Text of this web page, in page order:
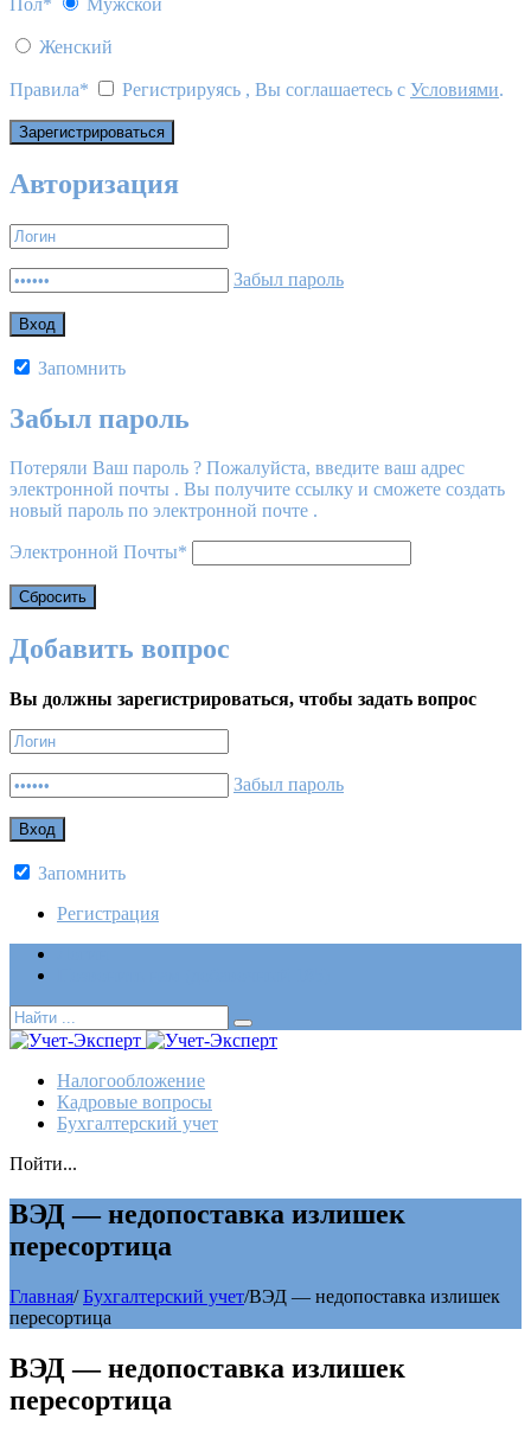
Женский
Правила* Регистрируясь , Вы соглашаетесь с Условиями.
Авторизация
Забыл пароль
Запомнить
Забыл пароль
Потеряли Ваш пароль ? Пожалуйста, введите ваш адрес
электронной почты . Вы получите ссылку и сможете создать
новый пароль по электронной почте .
Электронной Почты*
Добавить вопрос
Вы должны зарегистрироваться, чтобы задать вопрос
Забыл пароль
Запомнить
Регистрация
Налогообложение
Кадровые вопросы
Бухгалтерский учет
Пойти...
ВЭД — недопоставка излишек
пересортица
Главная/ Бухгалтерский учет/ВЭД — недопоставка излишек
пересортица
ВЭД — недопоставка излишек
пересортица